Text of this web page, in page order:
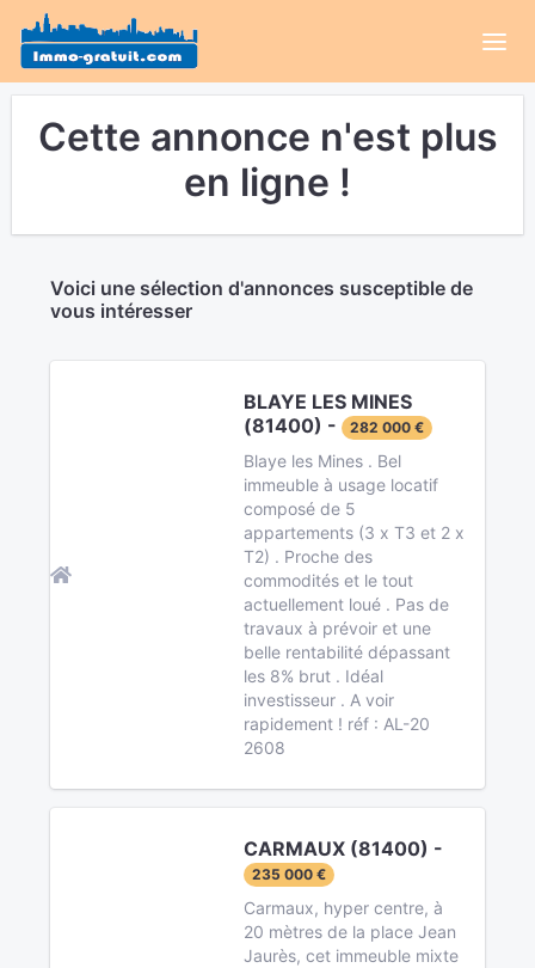
Cette annonce n'est plus
en ligne !
Voici une sélection d'annonces susceptible de
vous intéresser
BLAYE LES MINES
(81400) -
282 000 €
Blaye les Mines . Bel
immeuble à usage locatif
composé de 5
appartements (3 x T3 et 2 x
T2) . Proche des
commodités et le tout
actuellement loué . Pas de
travaux à prévoir et une
belle rentabilité dépassant
les 8% brut . Idéal
investisseur . A voir
rapidement ! réf : AL-20
2608
CARMAUX (81400) -
235 000 €
Carmaux, hyper centre, à
20 mètres de la place Jean
Jaurès, cet immeuble mixte